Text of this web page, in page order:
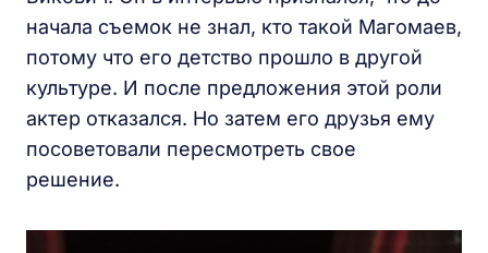
начала съемок не знал, кто такой Магомаев,
потому что его детство прошло в другой
культуре. И после предложения этой роли
актер отказался. Но затем его друзья ему
посоветовали пересмотреть свое
решение.